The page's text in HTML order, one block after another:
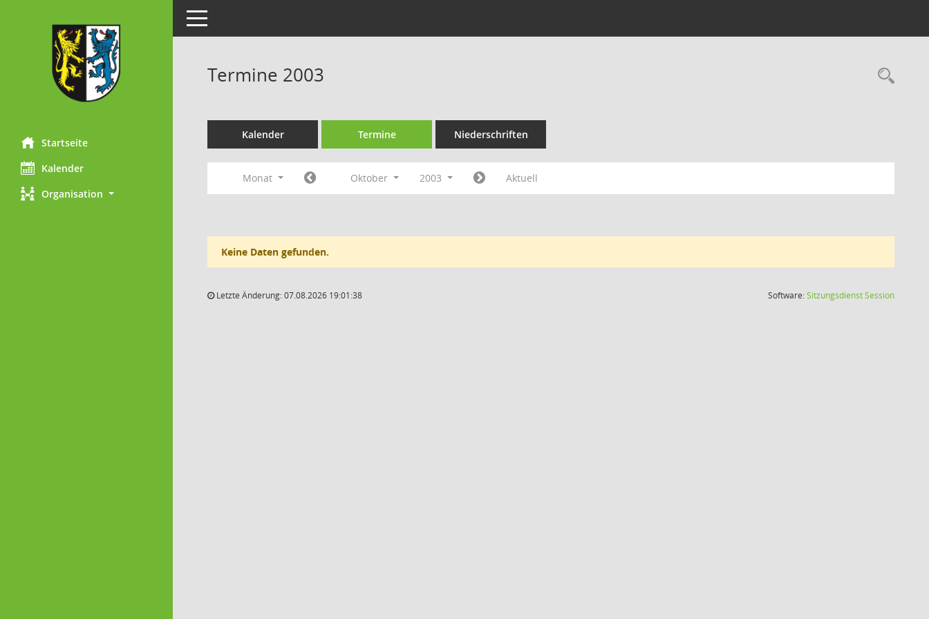
Startseite
Kalender
Organisation
Toggle navigation
Termine 2003
Kalender Termine Niederschriften
Monat Oktober 2003 Aktuell
Keine Daten gefunden.
Letzte Änderung: 07.08.2026 19:01:38 Software:SitzungsdienstSession(Wird in